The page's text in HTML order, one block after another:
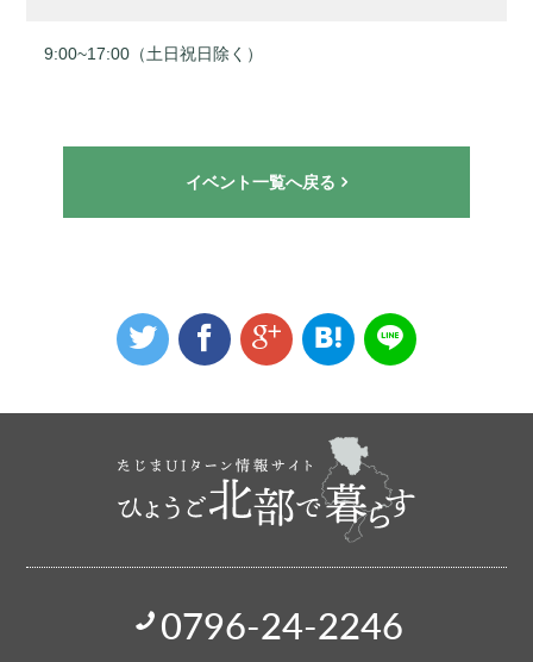
9:00~17:00（土日祝日除く）
イベント一覧へ戻る
0796-24-2246